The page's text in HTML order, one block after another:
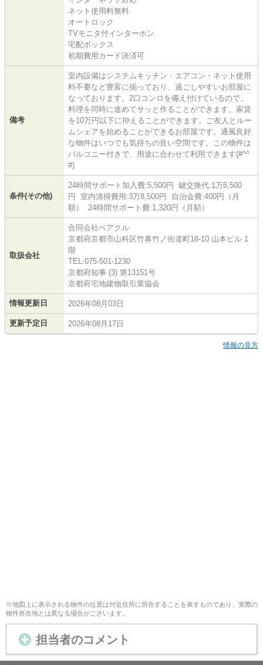
ネット使用料無料
オートロック
TVモニタ付インターホン
宅配ボックス
初期費用カード決済可
備考
室内設備はシステムキッチン・エアコン・ネット使用
料不要など豊富に揃っており、過ごしやすいお部屋に
なっております。2口コンロを備え付けているので、
料理を同時に進めてサッと作ることができます。家賃
を10万円以下に抑えることができます。ご友人とルー
ムシェアを始めることができるお部屋です。通風良好
な物件はいつでも気持ちの良い空間です。この物件は
バルコニー付きで、用途に合わせて利用できます(#^^
#)
条件(その他)
24時間サポート加入費:5,500円 鍵交換代:1万6,500
円 室内清掃費用:3万8,500円 自治会費:400円（月
額） 24時間サポート費:1,320円（月額）
取扱会社
合同会社ベアクル
京都府京都市山科区竹鼻竹ノ街道町18-10 山本ビル 1
階
TEL:075-501-1230
京都府知事 (3) 第13151号
京都府宅地建物取引業協会
情報更新日 2026年08月03日
更新予定日 2026年08月17日
情報の見方
※地図上に表示される物件の位置は付近住所に所在することを表すものであり、実際の
物件所在地とは異なる場合がございます。
担当者のコメント